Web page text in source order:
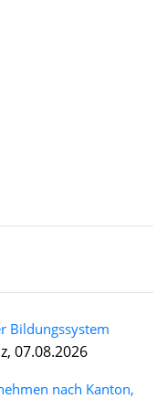
Bildungssystem
07.08.2026
nach Kanton,